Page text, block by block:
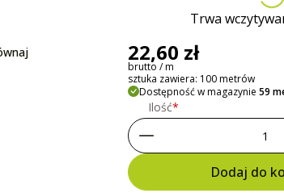
Trwa
22,60 zł
brutto / m
sztuka zawiera: 100 metrów
Dostępność w magazynie59
Ilość
Dodaj do